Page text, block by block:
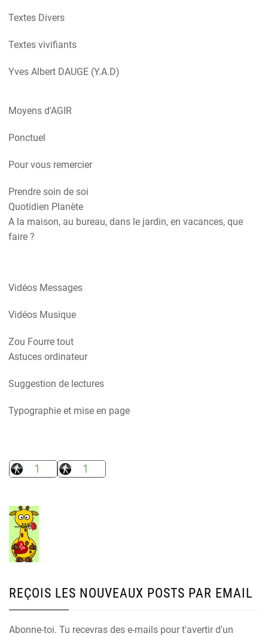
Textes Divers
Textes vivifiants
Yves Albert DAUGE (Y.A.D)
Moyens d'AGIR
Ponctuel
Pour vous remercier
Prendre soin de soi
Quotidien Planète
A la maison, au bureau, dans le jardin, en vacances, que
faire ?
Vidéos Messages
Vidéos Musique
Zou Fourre tout
Astuces ordinateur
Suggestion de lectures
Typographie et mise en page
REÇOIS LES NOUVEAUX POSTS PAR EMAIL
Abonne-toi. Tu recevras des e-mails pour t'avertir d'un